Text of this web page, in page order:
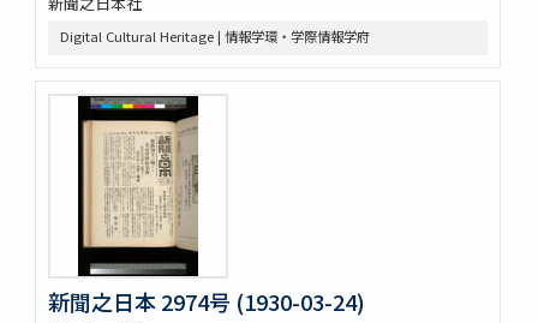
Digital Cultural Heritage | 情報学環・学際情報学府
新聞之日本 2974号 (1930-03-24)